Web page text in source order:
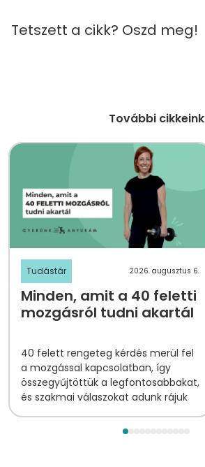
Tetszett a cikk? Oszd meg!
További cikkeink
Tudástár 2026. augusztus 6.
Minden, amit a 40 feletti
mozgásról tudni akartál
40 felett rengeteg kérdés merül fel
a mozgással kapcsolatban, így
összegyűjtöttük a legfontosabbakat,
és szakmai válaszokat adunk rájuk